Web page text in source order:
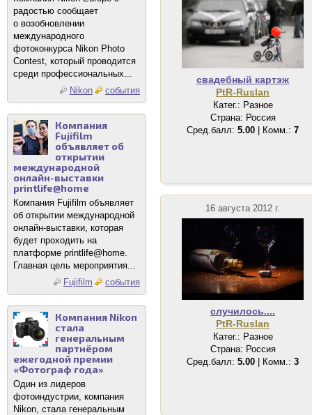
радостью сообщает
о возобновлении
международного
фотоконкурса Nikon Photo
Contest, который проводится
среди профессиональных...
Nikon
события
Компания
Fujifilm
объявляет об
открытии
международной
онлайн-выставки
printlife@home
Компания Fujifilm объявляет
об открытии международной
онлайн-выставки, которая
будет проходить на
платформе printlife@home.
Главная цель мероприятия...
Fujifilm
события
Компания Nikon
стала
генеральным
партнёром
ежегодной премии
«Фотограф года»
Один из лидеров
фотоиндустрии, компания
Nikon, стала генеральным
свадебный картэж
PtR-Ruslan
Катег.: Разное
Страна: Россия
Сред.балл: 5.00 | Комм.: 7
16 августа 2012 г.
случилось....
PtR-Ruslan
Катег.: Разное
Страна: Россия
Сред.балл: 5.00 | Комм.: 3